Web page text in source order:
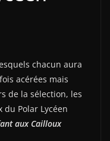
chacun aura
acérées mais
de la sélection, les
du Polar Lycéen
aux Cailloux